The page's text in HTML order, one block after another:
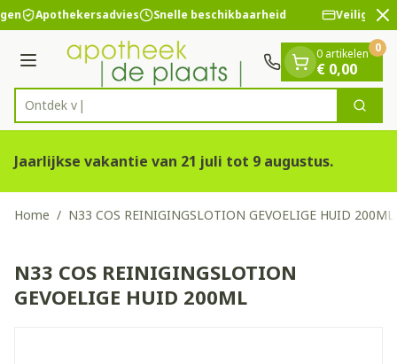
Ga naar de inhoud
2 van 2
Apothekersadvies Snelle beschikbaarheid Veilige
Menu
Product, merk, categorie... Zoek
0 artikelen
€ 0,00
0
Jaarlijkse vakantie van 21 juli tot 9 augustus.
Home / N33 COS REINIGINGSLOTION GEVOELIGE HUID 200ML
N33 COS REINIGINGSLOTION
GEVOELIGE HUID 200ML